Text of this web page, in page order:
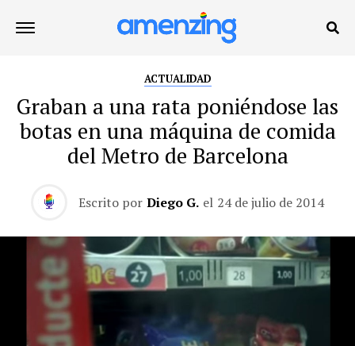
ACTUALIDAD
Graban a una rata poniéndose las
botas en una máquina de comida
del Metro de Barcelona
Escrito por Diego G. el 24 de julio de 2014